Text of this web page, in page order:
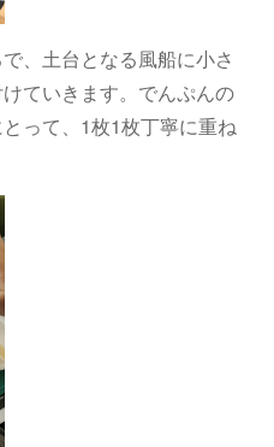
、土台となる風船に小さ
ていきます。でんぷんの
って、1枚1枚丁寧に重ね